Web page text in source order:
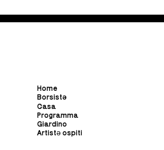
Home
Borsistə
Casa
Programma
Giardino
Artistə ospiti